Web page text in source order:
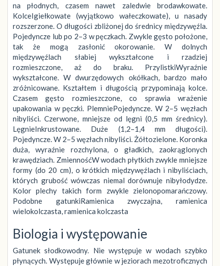
na płodnych, czasem nawet zaledwie brodawkowate.
KolceIgiełkowate (wyjątkowo wałeczkowate), u nasady
rozszerzone. O długości zbliżonej do średnicy międzywęźla.
Pojedyncze lub po 2–3 w pęczkach. Zwykle gęsto położone,
tak że mogą zasłonić okorowanie. W dolnych
międzywęźlach słabiej wykształcone i rzadziej
rozmieszczone, aż do braku. PrzylistkiWyraźnie
wykształcone. W dwurzędowych okółkach, bardzo mało
zróżnicowane. Kształtem i długością przypominają kolce.
Czasem gęsto rozmieszczone, co sprawia wrażenie
upakowania w pęczki. PlemniePojedyncze. W 2–5 węzłach
nibyliści. Czerwone, mniejsze od lęgni (0,5 mm średnicy).
LęgnieInkrustowane. Duże (1,2–1,4 mm długości).
Pojedyncze. W 2–5 węzłach nibyliści. Żółtozielone. Koronka
duża, wyraźnie rozchylona, o gładkich, zaokrąglonych
krawędziach. ZmiennośćW wodach płytkich zwykle mniejsze
formy (do 20 cm), o krótkich międzywęźlach i nibyliściach,
których grubość wówczas niemal dorównuje nibyłodydze.
Kolor plechy takich form zwykle zielonopomarańczowy.
Podobne gatunkiRamienica zwyczajna, ramienica
wielokolczasta, ramienica kolczasta
Biologia i występowanie
Gatunek słodkowodny. Nie występuje w wodach szybko
płynących. Występuje głównie w jeziorach mezotroficznych